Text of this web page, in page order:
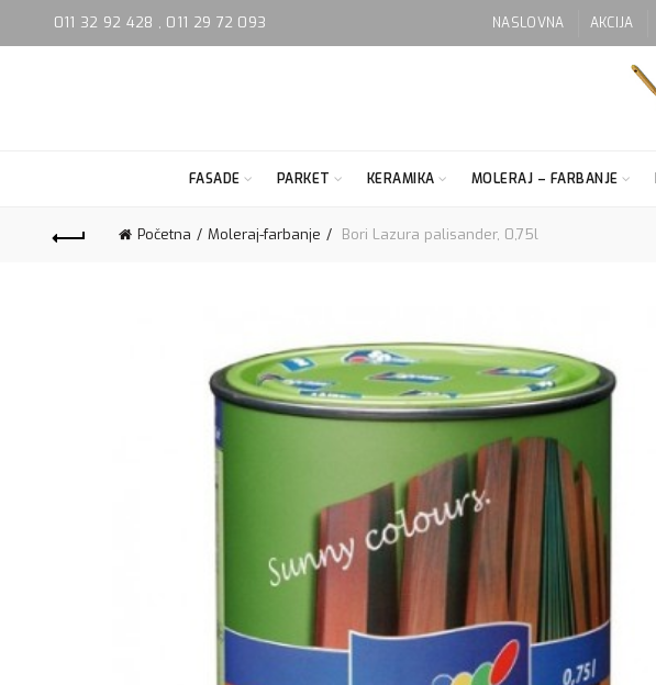
011 32 92 428 , 011 29 72 093 NASLOVNA AKCIJA
FASADE PARKET KERAMIKA MOLERAJ – FARBANJE
Početna Moleraj-farbanje Bori Lazura palisander, 0,75l